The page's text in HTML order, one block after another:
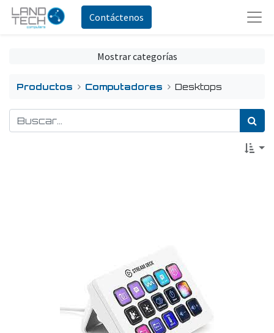
Contáctenos
Mostrar categorías
Productos Computadores Desktops